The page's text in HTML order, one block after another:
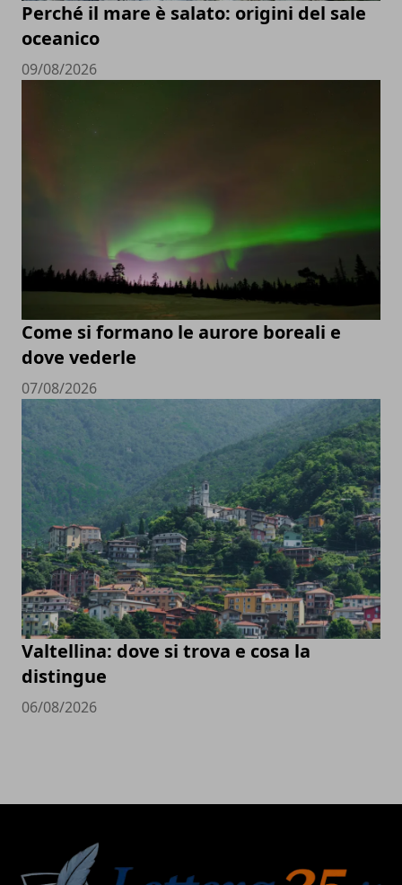
Perché il mare è salato: origini del sale
oceanico
09/08/2026
Come si formano le aurore boreali e
dove vederle
07/08/2026
Valtellina: dove si trova e cosa la
distingue
06/08/2026